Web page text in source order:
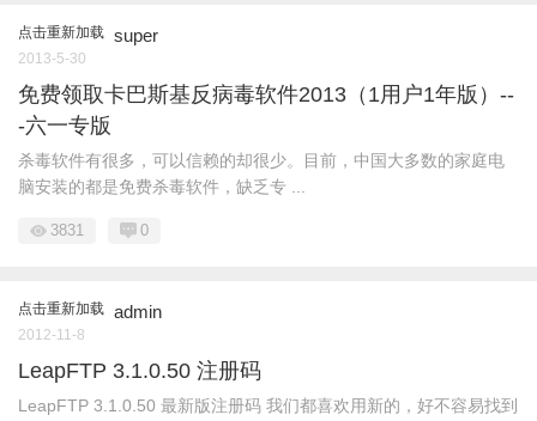
点击重新加载 super
2013-5-30
免费领取卡巴斯基反病毒软件2013（1用户1年版）--
-六一专版
杀毒软件有很多，可以信赖的却很少。目前，中国大多数的家庭电
脑安装的都是免费杀毒软件，缺乏专 ...
3831 0
点击重新加载 admin
2012-11-8
LeapFTP 3.1.0.50 注册码
LeapFTP 3.1.0.50 最新版注册码 我们都喜欢用新的，好不容易找到